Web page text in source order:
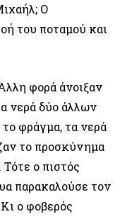
Ο
του ποταμού και
φορά άνοιξαν
νερά δύο άλλων
φράγμα, τα νερά
το προσκύνημα
ο πιστός
παρακαλούσε τον
ο φοβερός